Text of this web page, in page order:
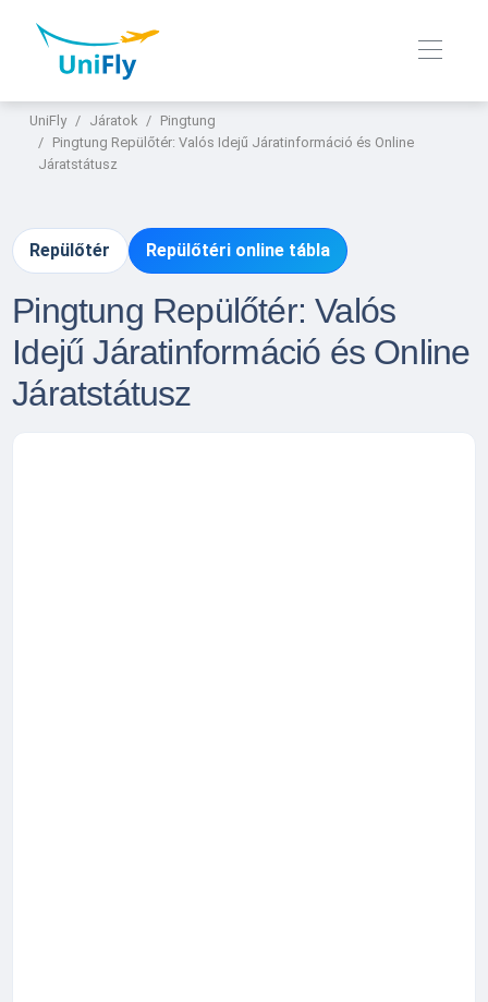
UniFly Járatok
Pingtung
Pingtung Repülőtér: Valós Idejű Járatinformáció és Online
Járatstátusz
Repülőtér Repülőtéri online tábla
Pingtung Repülőtér: Valós
Idejű Járatinformáció és Online
Járatstátusz